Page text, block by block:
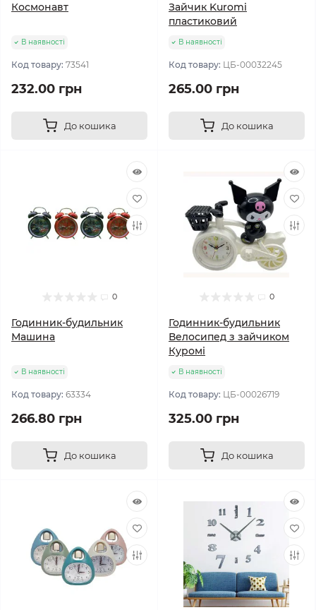
Космонавт
В наявності
Код товару: 73541
232.00 грн
До кошика
Зайчик Kuromi
пластиковий
В наявності
Код товару: ЦБ-00032245
265.00 грн
До кошика
0
Годинник-будильник
Машина
В наявності
Код товару: 63334
266.80 грн
До кошика
0
Годинник-будильник
Велосипед з зайчиком
Куромі
В наявності
Код товару: ЦБ-00026719
325.00 грн
До кошика